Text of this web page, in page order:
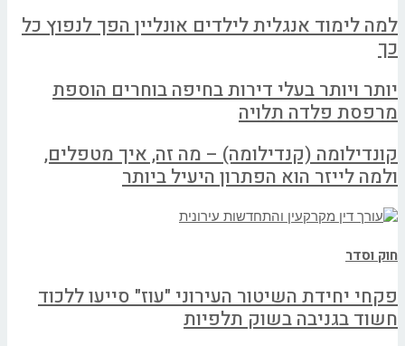
למה לימוד אנגלית לילדים אונליין הפך לנפוץ כל
כך
יותר ויותר בעלי דירות בחיפה בוחרים הוספת
מרפסת פלדה תלויה
קונדילומה (קנדילומה) – מה זה, איך מטפלים,
ולמה לייזר הוא הפתרון היעיל ביותר
חוק וסדר
פקחי יחידת השיטור העירוני "עוז" סייעו ללכוד
חשוד בגניבה בשוק תלפיות